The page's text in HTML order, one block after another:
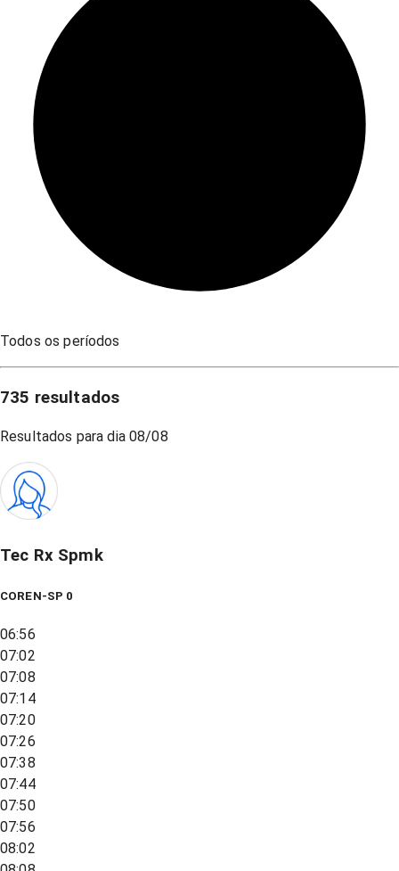
Todos os períodos
735 resultados
Resultados para dia 08/08
Tec Rx Spmk
COREN-SP 0
06:56
07:02
07:08
07:14
07:20
07:26
07:38
07:44
07:50
07:56
08:02